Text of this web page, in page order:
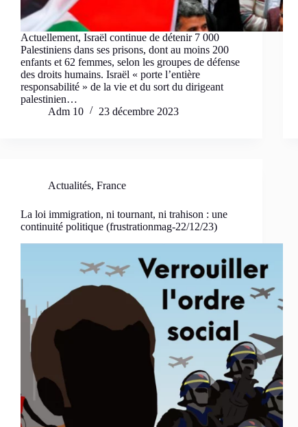
Actuellement, Israël continue de détenir 7 000
Palestiniens dans ses prisons, dont au moins 200
enfants et 62 femmes, selon les groupes de défense
des droits humains. Israël « porte l’entière
responsabilité » de la vie et du sort du dirigeant
palestinien…
Adm 10
23 décembre 2023
Actualités, France
La loi immigration, ni tournant, ni trahison : une
continuité politique (frustrationmag-22/12/23)